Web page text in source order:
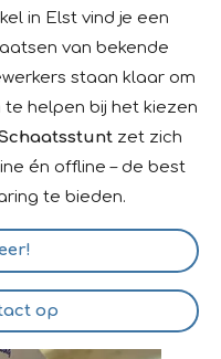
in Elst vind je een
van bekende
staan klaar om
helpen bij het kiezen
zet zich
én offline – de best
te bieden.
op